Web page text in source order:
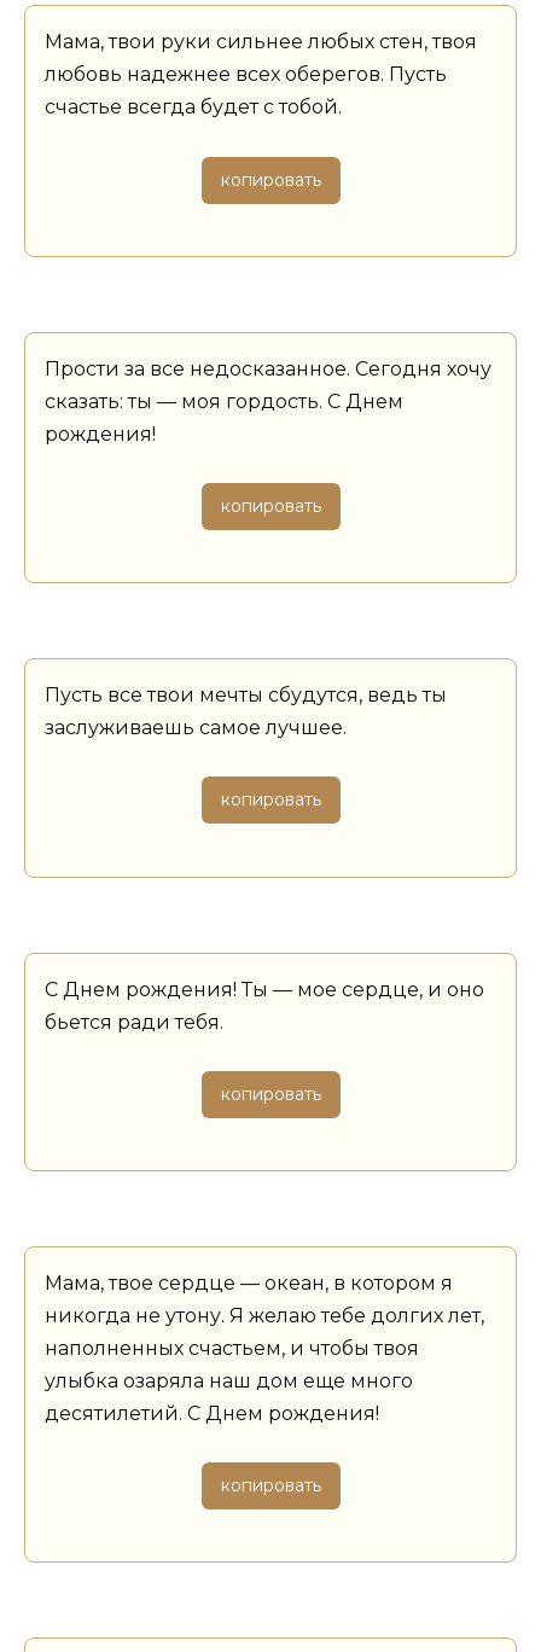
Мама, твои руки сильнее любых стен, твоя
любовь надежнее всех оберегов. Пусть
счастье всегда будет с тобой.
копировать
Прости за все недосказанное. Сегодня хочу
сказать: ты — моя гордость. С Днем
рождения!
копировать
Пусть все твои мечты сбудутся, ведь ты
заслуживаешь самое лучшее.
копировать
С Днем рождения! Ты — мое сердце, и оно
бьется ради тебя.
копировать
Мама, твое сердце — океан, в котором я
никогда не утону. Я желаю тебе долгих лет,
наполненных счастьем, и чтобы твоя
улыбка озаряла наш дом еще много
десятилетий. С Днем рождения!
копировать